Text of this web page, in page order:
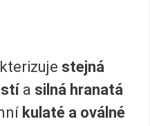
stejná
a silná hranatá
kulaté a oválné